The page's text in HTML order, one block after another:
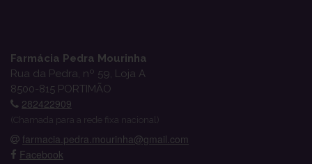
Farmácia Pedra Mourinha
Rua da Pedra, nº 59, Loja A
8500-815 PORTIMÃO
282422909
(Chamada para a rede fixa nacional)
farmacia.pedra.mourinha@gmail.com
Facebook